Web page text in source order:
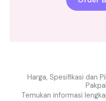
Harga, Spesifikasi dan
Temukan informasi